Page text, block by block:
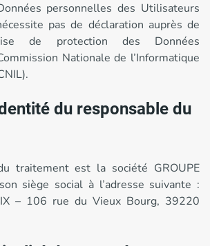
personnelles des Utilisateurs
pas de déclaration auprès de
de protection des Données
Nationale de l’Informatique
du responsable du
traitement est la société GROUPE
siège social à l’adresse suivante :
– 106 rue du Vieux Bourg, 39220